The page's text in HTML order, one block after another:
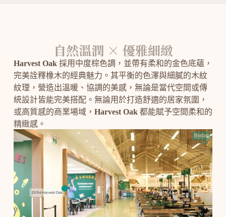
自然溫潤 × 優雅細緻
Harvest Oak採用中度棕色調，並帶有柔和的金色底蘊，
完美詮釋橡木的經典魅力。其平衡的色澤與細膩的木紋
紋理，營造出溫暖、協調的美感，無論是當代空間或傳
統設計皆能完美搭配。無論用於打造舒適的居家氛圍，
或高質感的商業場域， Harvest Oak都能賦予空間柔和的
精緻感。